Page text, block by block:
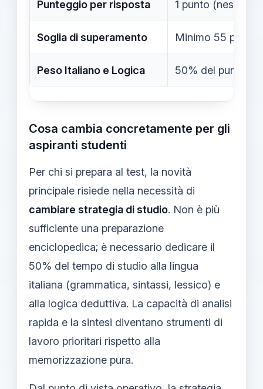
Punteggio per risposta 1 punto (nessuna
Soglia di superamento Minimo 55 punti
Peso Italiano e Logica 50% del
Cosa cambia concretamente per gli
aspiranti studenti
Per chi si prepara al test, la novità
principale risiede nella necessità di
cambiare strategia di studio. Non è più
sufficiente una preparazione
enciclopedica; è necessario dedicare il
50% del tempo di studio alla lingua
italiana (grammatica, sintassi, lessico) e
alla logica deduttiva. La capacità di analisi
rapida e la sintesi diventano strumenti di
lavoro prioritari rispetto alla
memorizzazione pura.